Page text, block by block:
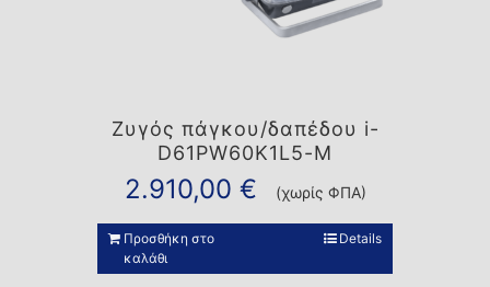
Ζυγός πάγκου/δαπέδου i-
D61PW60K1L5-M
2.910,00 € (χωρίς ΦΠΑ)
Προσθήκη στο
καλάθι
Details